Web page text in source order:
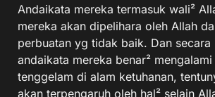
Andaikata mereka termasuk wali²
mereka akan dipelihara oleh Allah
perbuatan yg tidak baik. Dan secara
andaikata mereka benar² mengalami
tenggelam di alam ketuhanan,
akan terpengaruh oleh hal² selain